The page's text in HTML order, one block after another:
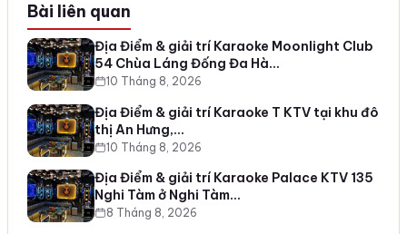
Bài liên quan
Địa Điểm & giải trí Karaoke Moonlight Club
54 Chùa Láng Đống Đa Hà…
10 Tháng 8, 2026
Địa Điểm & giải trí Karaoke T KTV tại khu đô
thị An Hưng,…
10 Tháng 8, 2026
Địa Điểm & giải trí Karaoke Palace KTV 135
Nghi Tàm ở Nghi Tàm…
8 Tháng 8, 2026